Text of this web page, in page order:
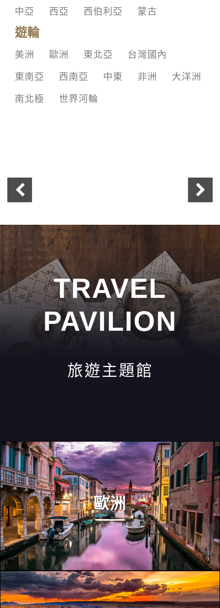
中亞 西亞 西伯利亞 蒙古
遊輪
美洲 歐洲 東北亞
台灣國內
東南亞
西南亞 中東 非洲
大洋洲
南北極
世界河輪
TRAVEL
PAVILION
旅遊主題館
歐洲